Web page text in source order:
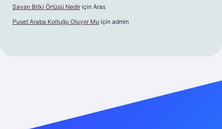
Savan Bitki Örtüsü Nedir için Aras
Puset Araba Koltuğu Oluyor Mu için admin